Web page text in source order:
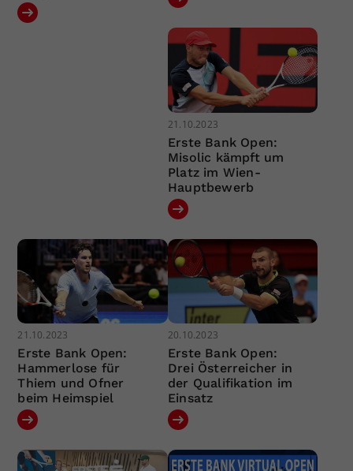
21.10.2023
Erste Bank Open:
Misolic kämpft um
Platz im Wien-
Hauptbewerb
21.10.2023
Erste Bank Open:
Hammerlose für
Thiem und Ofner
beim Heimspiel
20.10.2023
Erste Bank Open:
Drei Österreicher in
der Qualifikation im
Einsatz